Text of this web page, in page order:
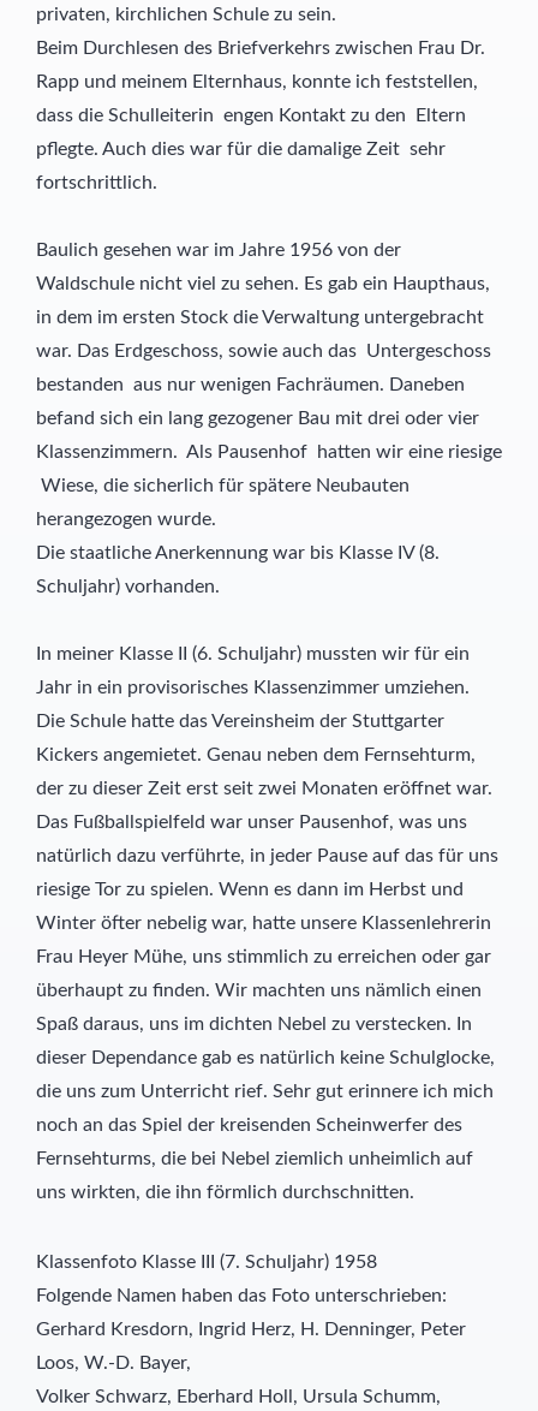
privaten, kirchlichen Schule zu sein.
Beim Durchlesen des Briefverkehrs zwischen Frau Dr.
Rapp und meinem Elternhaus, konnte ich feststellen,
dass die Schulleiterin engen Kontakt zu den Eltern
pflegte. Auch dies war für die damalige Zeit sehr
fortschrittlich.
Baulich gesehen war im Jahre 1956 von der
Waldschule nicht viel zu sehen. Es gab ein Haupthaus,
in dem im ersten Stock die Verwaltung untergebracht
war. Das Erdgeschoss, sowie auch das Untergeschoss
bestanden aus nur wenigen Fachräumen. Daneben
befand sich ein lang gezogener Bau mit drei oder vier
Klassenzimmern. Als Pausenhof hatten wir eine riesige
Wiese, die sicherlich für spätere Neubauten
herangezogen wurde.
Die staatliche Anerkennung war bis Klasse IV (8.
Schuljahr) vorhanden.
In meiner Klasse II (6. Schuljahr) mussten wir für ein
Jahr in ein provisorisches Klassenzimmer umziehen.
Die Schule hatte das Vereinsheim der Stuttgarter
Kickers angemietet. Genau neben dem Fernsehturm,
der zu dieser Zeit erst seit zwei Monaten eröffnet war.
Das Fußballspielfeld war unser Pausenhof, was uns
natürlich dazu verführte, in jeder Pause auf das für uns
riesige Tor zu spielen. Wenn es dann im Herbst und
Winter öfter nebelig war, hatte unsere Klassenlehrerin
Frau Heyer Mühe, uns stimmlich zu erreichen oder gar
überhaupt zu finden. Wir machten uns nämlich einen
Spaß daraus, uns im dichten Nebel zu verstecken. In
dieser Dependance gab es natürlich keine Schulglocke,
die uns zum Unterricht rief. Sehr gut erinnere ich mich
noch an das Spiel der kreisenden Scheinwerfer des
Fernsehturms, die bei Nebel ziemlich unheimlich auf
uns wirkten, die ihn förmlich durchschnitten.
Klassenfoto Klasse III (7. Schuljahr) 1958
Folgende Namen haben das Foto unterschrieben:
Gerhard Kresdorn, Ingrid Herz, H. Denninger, Peter
Loos, W.-D. Bayer,
Volker Schwarz, Eberhard Holl, Ursula Schumm,